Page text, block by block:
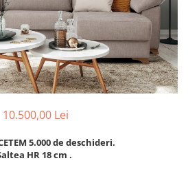
10.500,00 Lei
5.000 de deschideri.
HR 18 cm .